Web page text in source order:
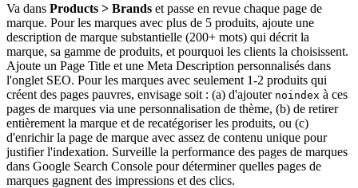
Va dans Products > Brands et passe en revue chaque page de
marque. Pour les marques avec plus de 5 produits, ajoute une
description de marque substantielle (200+ mots) qui décrit la
marque, sa gamme de produits, et pourquoi les clients la choisissent.
Ajoute un Page Title et une Meta Description personnalisés dans
l'onglet SEO. Pour les marques avec seulement 1-2 produits qui
créent des pages pauvres, envisage soit : (a) d'ajouter noindex à ces
pages de marques via une personnalisation de thème, (b) de retirer
entièrement la marque et de recatégoriser les produits, ou (c)
d'enrichir la page de marque avec assez de contenu unique pour
justifier l'indexation. Surveille la performance des pages de marques
dans Google Search Console pour déterminer quelles pages de
marques gagnent des impressions et des clics.